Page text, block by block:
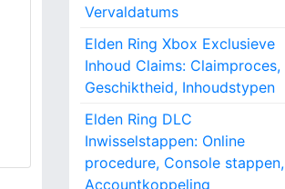
Vervaldatums
Elden Ring Xbox Exclusieve
Inhoud Claims: Claimproces,
Geschiktheid, Inhoudstypen
Elden Ring DLC
Inwisselstappen: Online
procedure, Console stappen,
Accountkoppeling